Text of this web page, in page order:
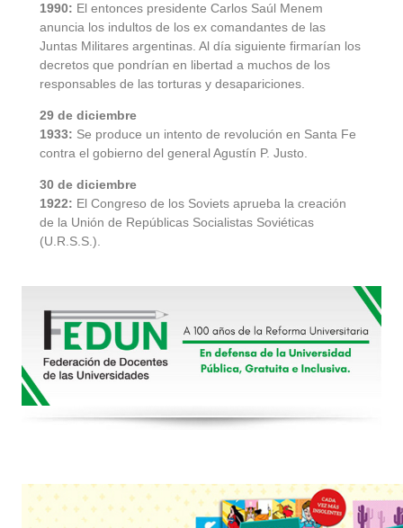
1990: El entonces presidente Carlos Saúl Menem
anuncia los indultos de los ex comandantes de las
Juntas Militares argentinas. Al día siguiente firmarían los
decretos que pondrían en libertad a muchos de los
responsables de las torturas y desapariciones.
29 de diciembre
1933: Se produce un intento de revolución en Santa Fe
contra el gobierno del general Agustín P. Justo.
30 de diciembre
1922: El Congreso de los Soviets aprueba la creación
de la Unión de Repúblicas Socialistas Soviéticas
(U.R.S.S.).